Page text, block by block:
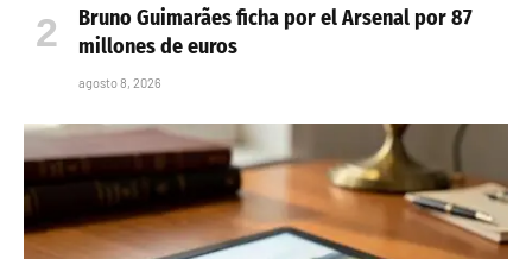
Bruno Guimarães ficha por el Arsenal por 87
millones de euros
agosto 8, 2026